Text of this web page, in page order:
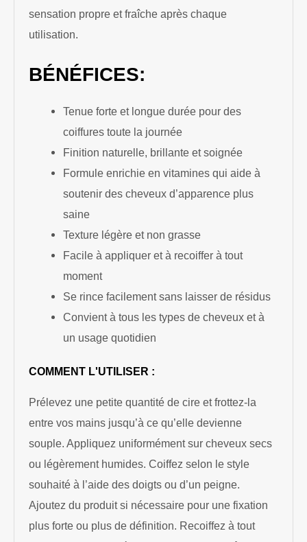
sensation propre et fraîche après chaque
utilisation.
BÉNÉFICES:
Tenue forte et longue durée pour des
coiffures toute la journée
Finition naturelle, brillante et soignée
Formule enrichie en vitamines qui aide à
soutenir des cheveux d’apparence plus
saine
Texture légère et non grasse
Facile à appliquer et à recoiffer à tout
moment
Se rince facilement sans laisser de résidus
Convient à tous les types de cheveux et à
un usage quotidien
COMMENT L'UTILISER :
Prélevez une petite quantité de cire et frottez-la
entre vos mains jusqu’à ce qu’elle devienne
souple. Appliquez uniformément sur cheveux secs
ou légèrement humides. Coiffez selon le style
souhaité à l’aide des doigts ou d’un peigne.
Ajoutez du produit si nécessaire pour une fixation
plus forte ou plus de définition. Recoiffez à tout